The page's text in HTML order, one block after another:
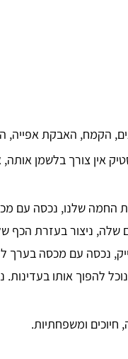
הקמח, האבקת אפייה,
אין צורך בלשמן
החמה שלנו, נכסה עם
שלה, ניצור בעזרת הכף
נכסה עם מכסה בערך
להפוך אותו בעדינות.
חיוכים ומשפחתיות.